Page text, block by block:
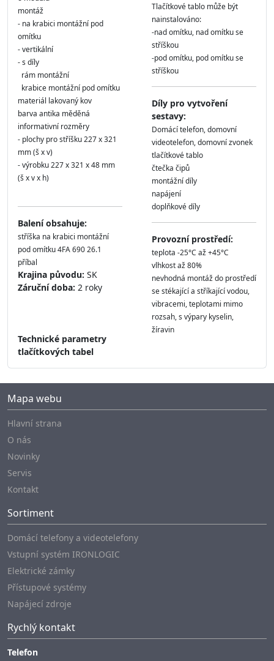
montáž
- na krabici montážní pod
omítku
- vertikální
- s díly
rám montážní
krabice montážní pod omítku
materiál lakovaný kov
barva antika měděná
informativní rozměry
- plochy pro stříšku 227 x 321
mm (š x v)
- výrobku 227 x 321 x 48 mm
(š x v x h)
Balení obsahuje:
stříška na krabici montážní
pod omítku 4FA 690 26.1
příbal
Krajina původu: SK
Záruční doba: 2 roky
Technické parametry
tlačítkových tabel
Tlačítkové tablo může být
nainstalováno:
-nad omítku, nad omítku se
stříškou
-pod omítku, pod omítku se
stříškou
Díly pro vytvoření
sestavy:
Domácí telefon, domovní
videotelefon, domovní zvonek
tlačítkové tablo
čtečka čipů
montážní díly
napájení
doplňkové díly
Provozní prostředí:
teplota -25°C až +45°C
vlhkost až 80%
nevhodná montáž do prostředí
se stékající a stříkající vodou,
vibracemi, teplotami mimo
rozsah, s výpary kyselin,
žíravin
Mapa webu
Hlavní strana
O nás
Novinky
Servis
Kontakt
Sortiment
Domácí telefony a videotelefony
Vstupní systém IRONLOGIC
Elektrické zámky
Přístupové systémy
Napájecí zdroje
Rychlý kontakt
Telefon